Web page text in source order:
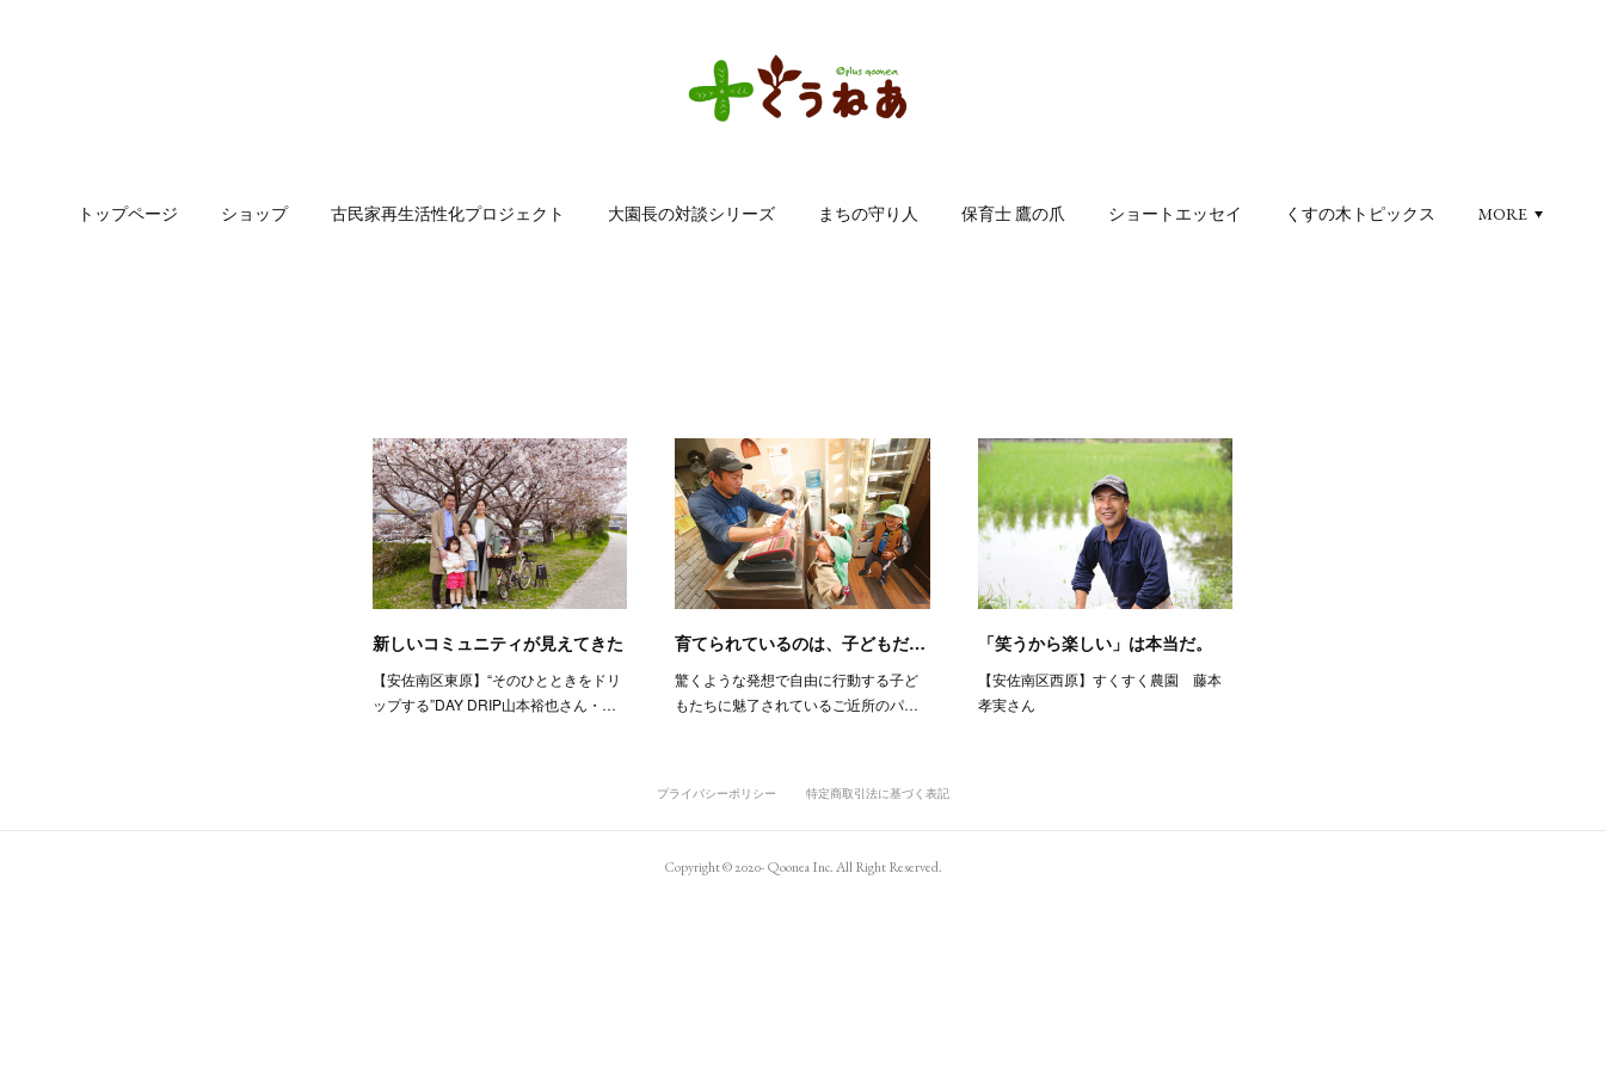
トップページ ショップ 古民家再生活性化プロジェクト 大園長の対談シリーズ まちの守り人 保育士 鷹の爪 ショートエッセイ くすの木トピックス MORE
新しいコミュニティが見えてきた
【安佐南区東原】“そのひとときをドリ
ップする”DAY DRIP山本裕也さん・…
育てられているのは、子どもだ…
驚くような発想で自由に行動する子ど
もたちに魅了されているご近所のパ…
「笑うから楽しい」は本当だ。
【安佐南区西原】すくすく農園 藤本
孝実さん
プライバシーポリシー 特定商取引法に基づく表記
Copyright © 2020- Qoonea Inc. All Right Reserved.